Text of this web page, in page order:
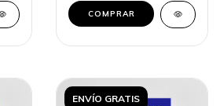
COMPRAR
ENVÍO GRATIS